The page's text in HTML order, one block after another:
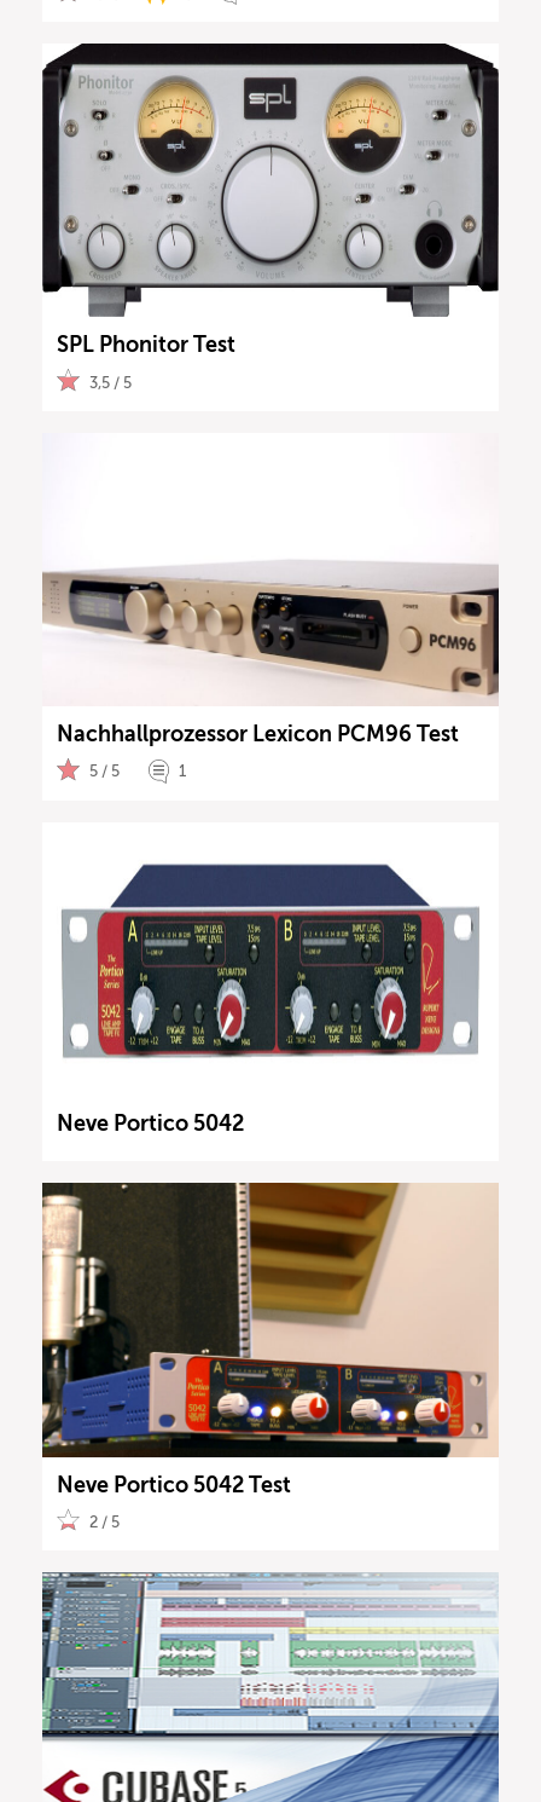
SPL Phonitor Test
3,5 / 5
Nachhallprozessor Lexicon PCM96 Test
5 / 5 1
Neve Portico 5042
Neve Portico 5042 Test
2 / 5